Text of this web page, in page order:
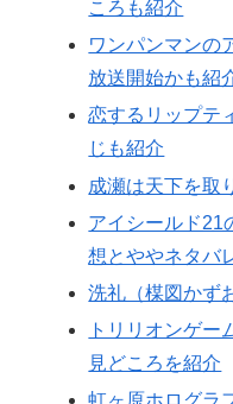
ころも紹介
ワンパンマンの
放送開始かも紹
恋するリップテ
じも紹介
成瀬は天下を取
アイシールド21
想とややネタバ
洗礼（楳図かず
トリリオンゲー
見どころを紹介